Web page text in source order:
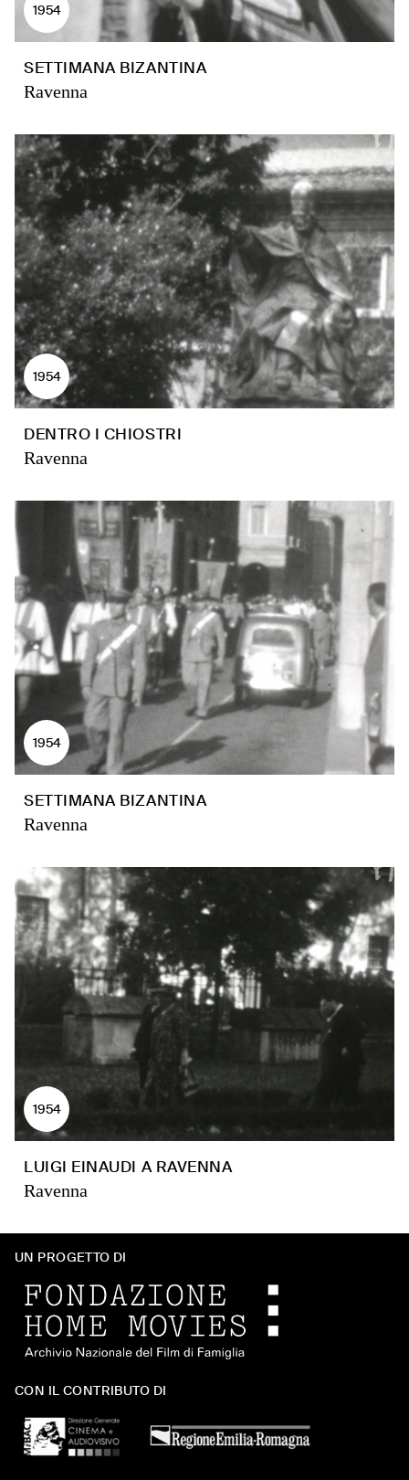
1954
SETTIMANA BIZANTINA
Ravenna
1954
DENTRO I CHIOSTRI
Ravenna
1954
SETTIMANA BIZANTINA
Ravenna
1954
LUIGI EINAUDI A RAVENNA
Ravenna
UN PROGETTO DI
CON IL CONTRIBUTO DI